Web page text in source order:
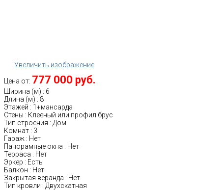
Увеличить изображение
Цена от: 777 000 руб.
Ширина (м) : 6
Длина (м) : 8
Этажей : 1+мансарда
Стены : Клееный или профил.брус
Тип строения : Дом
Комнат : 3
Гараж : Нет
Панорамные окна : Нет
Терраса : Нет
Эркер : Есть
Балкон : Нет
Закрытая веранда : Нет
Тип кровли : Двухскатная